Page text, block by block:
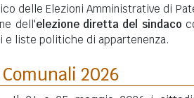
delle Elezioni Amministrative di
dell'elezione diretta del sindaco
e liste politiche di appartenenza.
2026